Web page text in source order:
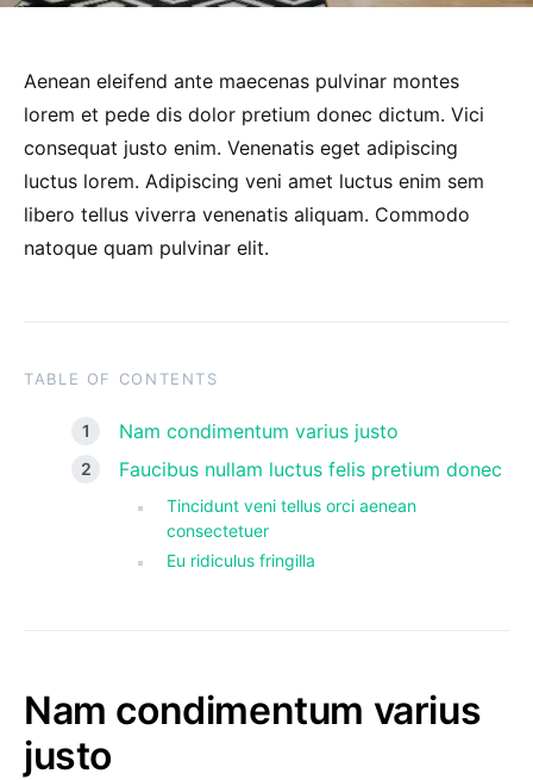
Aenean eleifend ante maecenas pulvinar montes
lorem et pede dis dolor pretium donec dictum. Vici
consequat justo enim. Venenatis eget adipiscing
luctus lorem. Adipiscing veni amet luctus enim sem
libero tellus viverra venenatis aliquam. Commodo
natoque quam pulvinar elit.
TABLE OF CONTENTS
Nam condimentum varius justo
Faucibus nullam luctus felis pretium donec
Tincidunt veni tellus orci aenean
consectetuer
Eu ridiculus fringilla
Nam condimentum varius
justo